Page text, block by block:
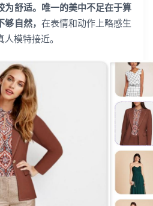
为舒适。唯一的美中不足在于算
自然， 在表情和动作上略感生
模特接近。